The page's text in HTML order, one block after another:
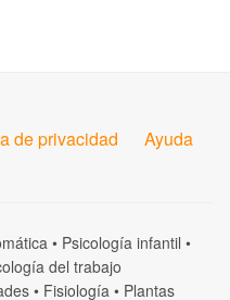
de privacidad
Ayuda
• Psicología infantil •
del trabajo
• Fisiología • Plantas